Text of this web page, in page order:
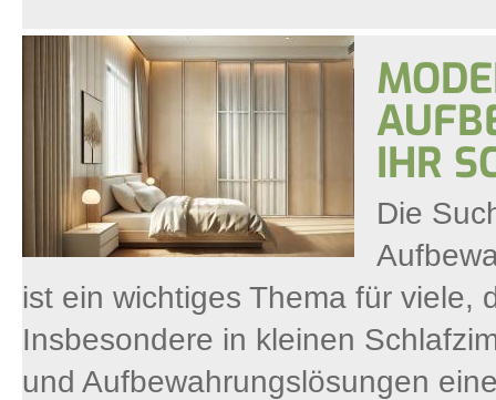
IHR
Die
ist ein wichtiges Thema für viele,
Insbesondere in kleinen
und Aufbewahrungslösungen